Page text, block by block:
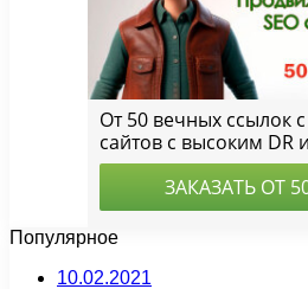
Популярное
10.02.2021